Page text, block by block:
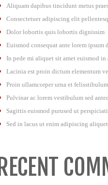
Aliquam dapibus tincidunt metus
Consectetuer adipiscing elit
Dolor lobortis quis lobortis dignissim
Euismod consequat ante lorem ipsum
In pede mi aliquet sit amet euismod in
Lacinia est proin dictum elementum
Proin ullamcorper urna et
Pulvinar ac lorem vestibulum sed
Sagittis euismod purused ut
Sed in lacus ut enim adipiscing
RECENT